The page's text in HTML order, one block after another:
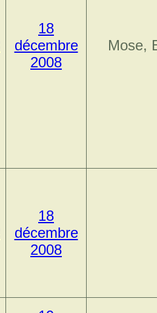
18
décembre
2008
Mose,
18
décembre
2008